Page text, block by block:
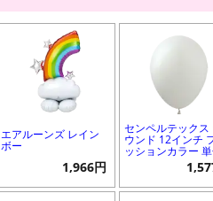
エアルーンズ レイン
ボー
1,966円
センペルテックス
ウンド 12インチ
ッションカラー